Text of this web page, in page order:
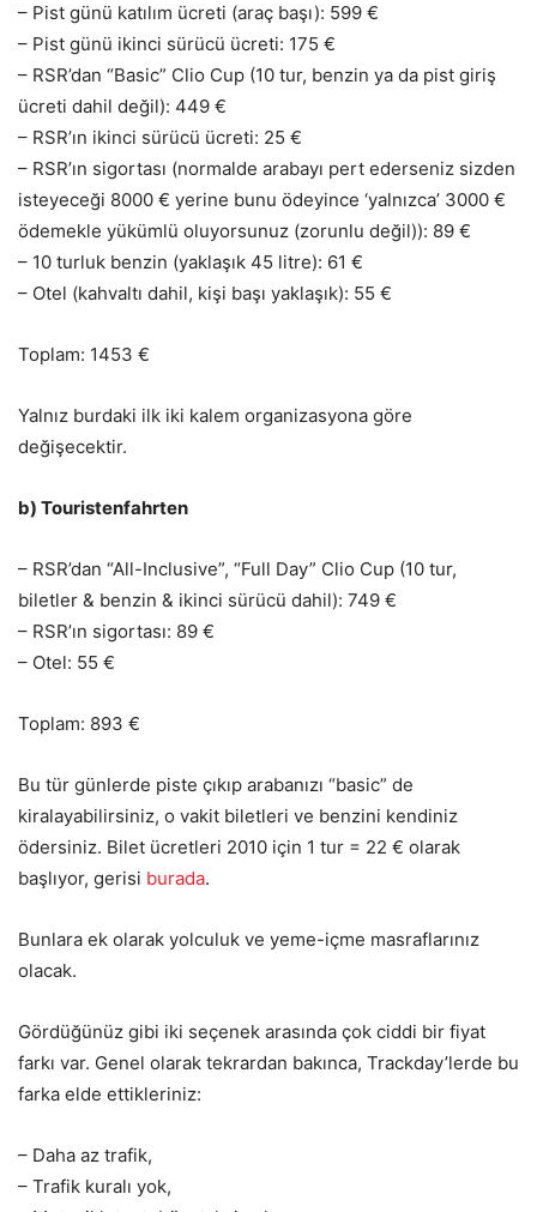
– Pist günü katılım ücreti (araç başı): 599 €
– Pist günü ikinci sürücü ücreti: 175 €
– RSR’dan “Basic” Clio Cup (10 tur, benzin ya da pist giriş
ücreti dahil değil): 449 €
– RSR’ın ikinci sürücü ücreti: 25 €
– RSR’ın sigortası (normalde arabayı pert ederseniz sizden
isteyeceği 8000 € yerine bunu ödeyince ‘yalnızca’ 3000 €
ödemekle yükümlü oluyorsunuz (zorunlu değil)): 89 €
– 10 turluk benzin (yaklaşık 45 litre): 61 €
– Otel (kahvaltı dahil, kişi başı yaklaşık): 55 €
Toplam: 1453 €
Yalnız burdaki ilk iki kalem organizasyona göre
değişecektir.
b) Touristenfahrten
– RSR’dan “All-Inclusive”, “Full Day” Clio Cup (10 tur,
biletler & benzin & ikinci sürücü dahil): 749 €
– RSR’ın sigortası: 89 €
– Otel: 55 €
Toplam: 893 €
Bu tür günlerde piste çıkıp arabanızı “basic” de
kiralayabilirsiniz, o vakit biletleri ve benzini kendiniz
ödersiniz. Bilet ücretleri 2010 için 1 tur = 22 € olarak
başlıyor, gerisi burada.
Bunlara ek olarak yolculuk ve yeme-içme masraflarınız
olacak.
Gördüğünüz gibi iki seçenek arasında çok ciddi bir fiyat
farkı var. Genel olarak tekrardan bakınca, Trackday’lerde bu
farka elde ettikleriniz:
– Daha az trafik,
– Trafik kuralı yok,